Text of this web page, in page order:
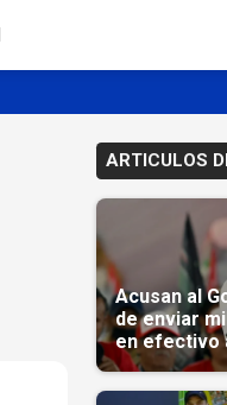
ARTICULOS
Acusan al
de enviar
en efectivo
de la crisis